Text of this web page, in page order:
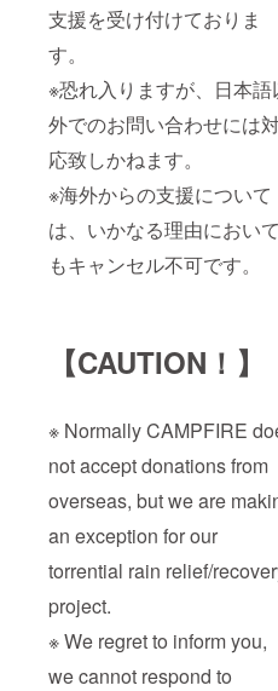
支援を受け付けておりま
す。
※恐れ入りますが、日本語
外でのお問い合わせには
応致しかねます。
※海外からの支援について
は、いかなる理由において
もキャンセル不可です。
【CAUTION！】
※ Normally CAMPFIRE
not accept donations from
overseas, but we are
an exception for our
torrential rain relief/
project.
※ We regret to inform you,
we cannot respond to